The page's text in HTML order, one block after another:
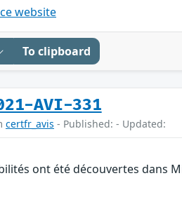
website
To clipboard
AVI-331
certfr_avis - Published: - Updated:
ont été découvertes dans